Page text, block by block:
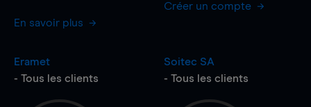
En savoir plus
Créer un compte
Eramet
- Tous les clients
Soitec SA
- Tous les clients